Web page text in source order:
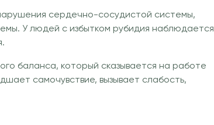
сердечно-сосудистой системы,
У людей с избытком рубидия наблюдается
баланса, который сказывается на работе
самочувствие, вызывает слабость,